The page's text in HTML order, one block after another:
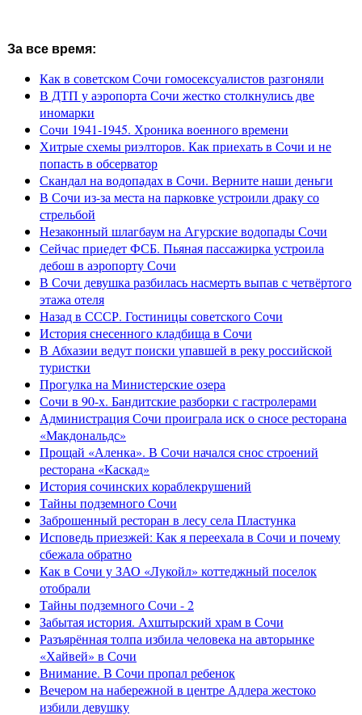
За все время:
Как в советском Сочи гомосексуалистов разгоняли
В ДТП у аэропорта Сочи жестко столкнулись две
иномарки
Сочи 1941-1945. Хроника военного времени
Хитрые схемы риэлторов. Как приехать в Сочи и не
попасть в обсерватор
Скандал на водопадах в Сочи. Верните наши деньги
В Сочи из-за места на парковке устроили драку со
стрельбой
Незаконный шлагбаум на Агурские водопады Сочи
Сейчас приедет ФСБ. Пьяная пассажирка устроила
дебош в аэропорту Сочи
В Сочи девушка разбилась насмерть выпав с четвёртого
этажа отеля
Назад в СССР. Гостиницы советского Сочи
История снесенного кладбища в Сочи
В Абхазии ведут поиски упавшей в реку российской
туристки
Прогулка на Министерские озера
Сочи в 90-х. Бандитские разборки с гастролерами
Администрация Сочи проиграла иск о сносе ресторана
«Макдональдс»
Прощай «Аленка». В Сочи начался снос строений
ресторана «Каскад»
История сочинских кораблекрушений
Тайны подземного Сочи
Заброшенный ресторан в лесу села Пластунка
Исповедь приезжей: Как я переехала в Сочи и почему
сбежала обратно
Как в Сочи у ЗАО «Лукойл» коттеджный поселок
отобрали
Тайны подземного Сочи - 2
Забытая история. Ахштырский храм в Сочи
Разъярённая толпа избила человека на авторынке
«Хайвей» в Сочи
Внимание. В Сочи пропал ребенок
Вечером на набережной в центре Адлера жестоко
избили девушку